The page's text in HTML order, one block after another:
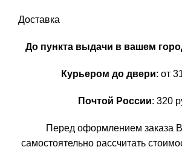
Доставка
До пункта выдачи в вашем
Курьером до двери: от
Почтой России: 320
Перед оформлением заказа
самостоятельно рассчитать